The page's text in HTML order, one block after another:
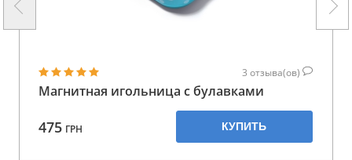
3 отзыва(ов)
Магнитная игольница с булавками
475 ГРН КУПИТЬ